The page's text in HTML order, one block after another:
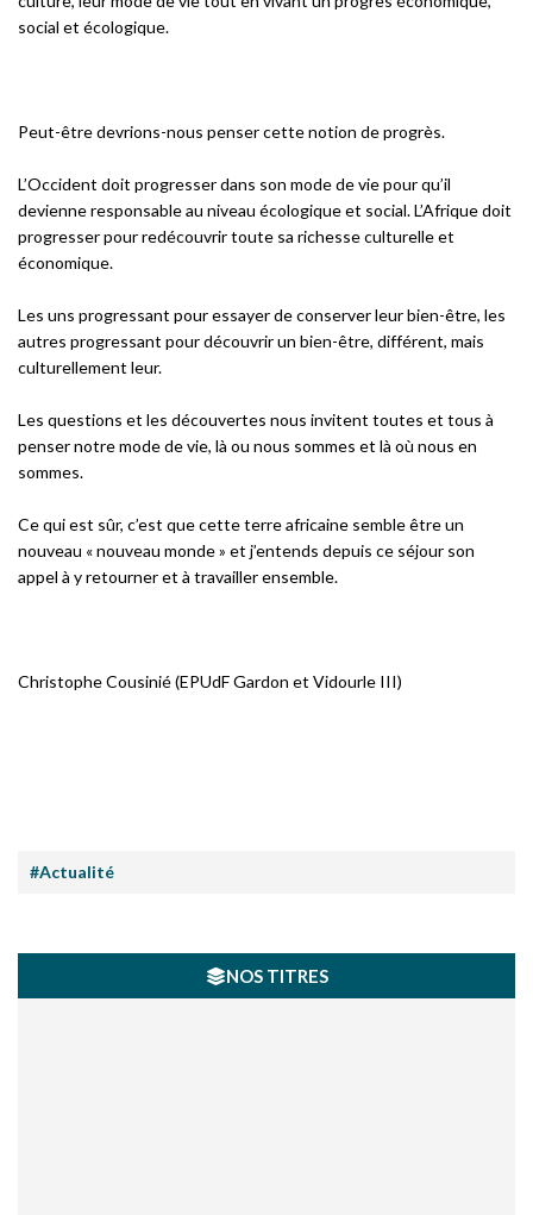
social et écologique.
Peut-être devrions-nous penser cette notion de progrès.
L’Occident doit progresser dans son mode de vie pour qu’il
devienne responsable au niveau écologique et social. L’Afrique doit
progresser pour redécouvrir toute sa richesse culturelle et
économique.
Les uns progressant pour essayer de conserver leur bien-être, les
autres progressant pour découvrir un bien-être, différent, mais
culturellement leur.
Les questions et les découvertes nous invitent toutes et tous à
penser notre mode de vie, là ou nous sommes et là où nous en
sommes.
Ce qui est sûr, c’est que cette terre africaine semble être un
nouveau « nouveau monde » et j’entends depuis ce séjour son
appel à y retourner et à travailler ensemble.
Christophe Cousinié (EPUdF Gardon et Vidourle III)
#Actualité
NOS TITRES